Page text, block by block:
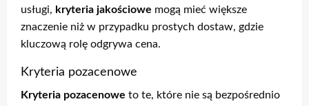
usługi, kryteria jakościowe mogą mieć większe
znaczenie niż w przypadku prostych dostaw, gdzie
kluczową rolę odgrywa cena.
Kryteria pozacenowe
Kryteria pozacenowe to te, które nie są bezpośrednio